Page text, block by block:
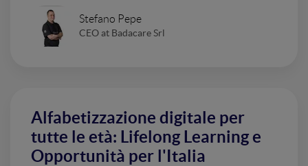
Stefano Pepe
CEO at Badacare Srl
Alfabetizzazione digitale per
tutte le età: Lifelong Learning e
Opportunità per l'Italia